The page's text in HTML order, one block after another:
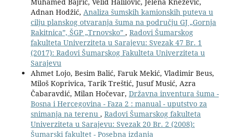
Adnan Hodžić, Analiza šumskih kamionskih puteva u
cilju planskog otvaranja šuma na području GJ „Gornja
Rakitnica”, ŠGP „Trnovsko” , Radovi Šumarskog
fakulteta Univerziteta u Sarajevu: Svezak 47 Br. 1
(2017): Radovi Šumarskog Fakulteta Univerziteta u
Sarajevu
Ahmet Lojo, Besim Balić, Faruk Mekić, Vladimir Beus,
Miloš Koprivica, Tarik Treštić, Jusuf Musić, Azra
Čabaravdić, Milan Hočevar, Državna inventura šuma -
Bosna i Hercegovina - Faza 2 : manual - uputstvo za
snimanja na terenu , Radovi Šumarskog fakulteta
Univerziteta u Sarajevu: Svezak 20 Br. 2 (2008):
Šumarski fakultet - Posebna izdanja